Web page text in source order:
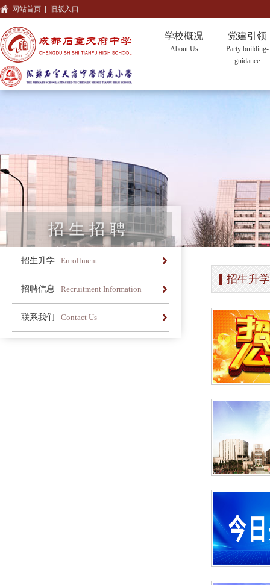
网站首页 旧版入口
学校概况
About Us
党建引领
Party building-
guidance
招生招聘
招生升学 Enrollment
招聘信息 Recruitment Information
联系我们 Contact Us
办学简介 办学理念 荣誉长廊
招生升学